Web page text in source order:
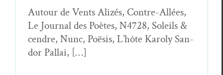
Autour de Vents Alizés, Con­tre-Allées,
Le Jour­nal des Poètes, N4728, Soleils &
cen­dre, Nunc, Poë­sis, L’hôte Karoly San­
dor Pallai, […]